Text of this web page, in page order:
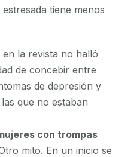
tiene menos
en la revista no halló
de concebir entre
de depresión y
que no estaban
con trompas
mito. En un inicio se